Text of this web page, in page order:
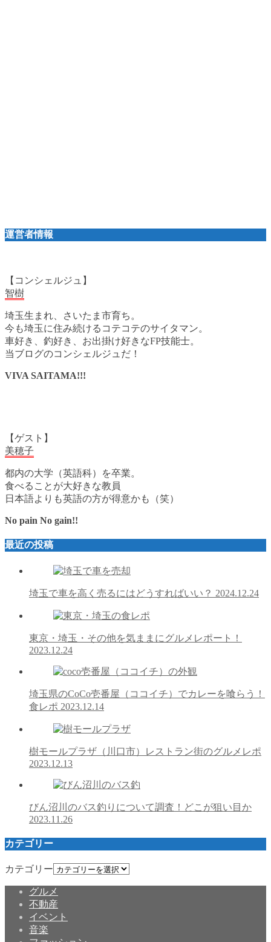
運営者情報
【コンシェルジュ】
智樹
埼玉生まれ、さいたま市育ち。
今も埼玉に住み続けるコテコテのサイタマン。
車好き、釣好き、お出掛け好きなFP技能士。
当ブログのコンシェルジュだ！
VIVA SAITAMA!!!
【ゲスト】
美穂子
都内の大学（英語科）を卒業。
食べることが大好きな教員
日本語よりも英語の方が得意かも（笑）
No pain No gain!!
最近の投稿
埼玉で車を高く売るにはどうすればいい？ 2024.12.24
東京・埼玉・その他を気ままにグルメレポート！
2023.12.24
埼玉県のCoCo壱番屋（ココイチ）でカレーを喰らう！
食レポ 2023.12.14
樹モールプラザ（川口市）レストラン街のグルメレポ
2023.12.13
びん沼川のバス釣りについて調査！どこが狙い目か
2023.11.26
カテゴリー
カテゴリー
グルメ
不動産
イベント
音楽